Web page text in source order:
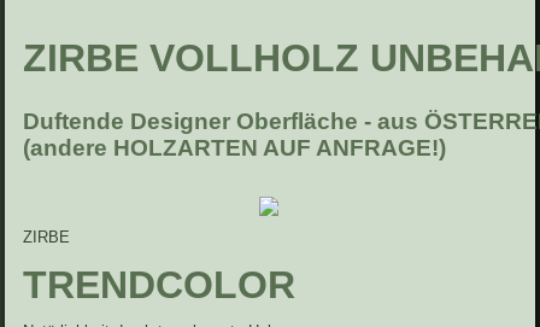
ZIRBE VOLLHOLZ
Duftende Designer Oberfläche - aus
(andere HOLZARTEN AUF ANFRAGE!)
ZIRBE
TRENDCOLOR